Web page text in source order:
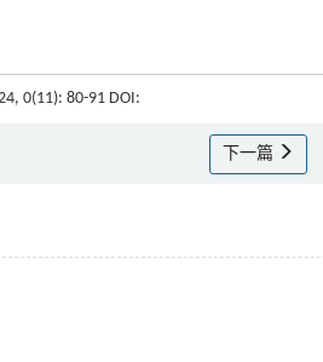
0(11): 80-91 DOI:
下一篇